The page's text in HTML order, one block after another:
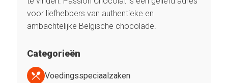
voor liefhebbers van authentieke en
ambachtelijke Belgische chocolade.
Categorieën
Voedingsspeciaalzaken